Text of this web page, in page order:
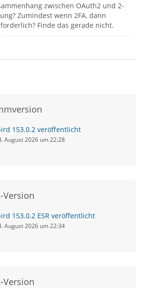
zwischen OAuth2 und 2-
Zumindest wenn 2FA, dann
Finde das gerade nicht.
153.0.2 veröffentlicht
August 2026 um 22:28
Version
153.0.2 ESR veröffentlicht
August 2026 um 22:34
Version